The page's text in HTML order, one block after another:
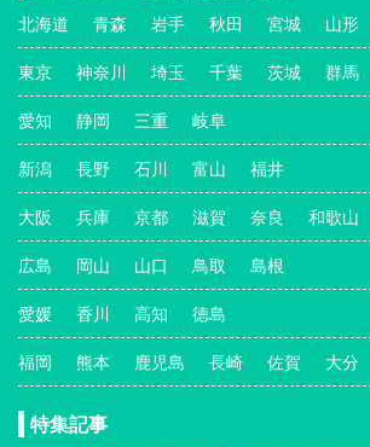
北海道 青森 岩手 秋田 宮城 山形
東京 神奈川 埼玉 千葉 茨城 群馬
愛知 静岡 三重 岐阜
新潟 長野 石川 富山 福井
大阪 兵庫 京都 滋賀 奈良 和歌山
広島 岡山 山口 鳥取 島根
愛媛 香川 高知 徳島
福岡 熊本 鹿児島 長崎 佐賀 大分
特集記事